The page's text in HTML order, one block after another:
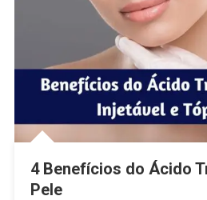
4 Benefícios do Ácido
Pele